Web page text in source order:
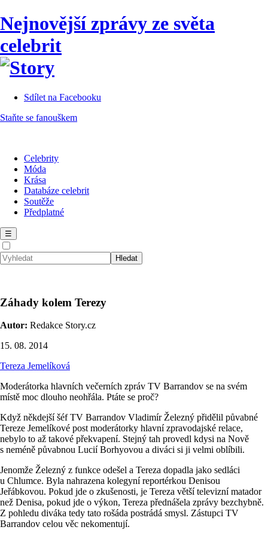
Nejnovější zprávy ze světa
celebrit
Sdílet na Facebooku
Staňte se fanouškem
Celebrity
Móda
Krása
Databáze celebrit
Soutěže
Předplatné
☰
Záhady kolem Terezy
Autor: Redakce Story.cz
15. 08. 2014
Tereza Jemelíková
Moderátorka hlavních večerních zpráv TV Barrandov se na svém
místě moc dlouho neohřála. Ptáte se proč?
Když někdejší šéf TV Barrandov Vladimír Železný přidělil půvabné
Tereze Jemelíkové post moderátorky hlavní zpravodajské relace,
nebylo to až takové překvapení. Stejný tah provedl kdysi na Nově
s neméně půvabnou Lucií Borhyovou a diváci si ji velmi oblíbili.
Jenomže Železný z funkce odešel a Tereza dopadla jako sedláci
u Chlumce. Byla nahrazena kolegyní reportérkou Denisou
Jeřábkovou. Pokud jde o zkušenosti, je Tereza větší televizní matador
než Denisa, pokud jde o výkon, Tereza přednášela zprávy bezchybně.
Z pohledu diváka tedy tato rošáda postrádá smysl. Zástupci TV
Barrandov celou věc nekomentují.